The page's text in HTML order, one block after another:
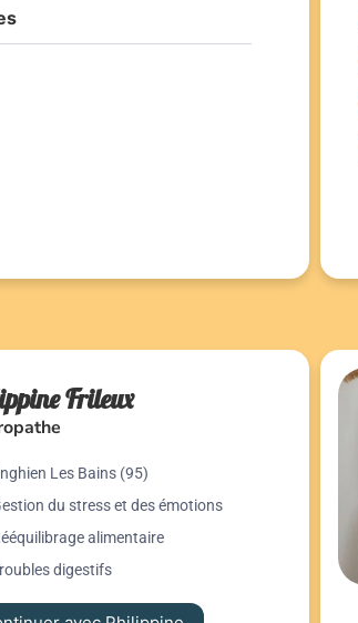
Frileux
Les Bains (95)
du stress et des émotions
alimentaire
digestifs